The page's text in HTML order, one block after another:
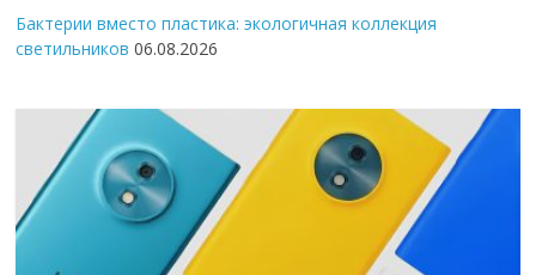
Бактерии вместо пластика: экологичная коллекция
светильников 06.08.2026